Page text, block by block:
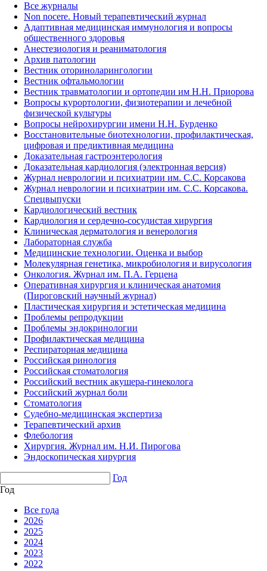
Все журналы
Non nocere. Новый терапевтический журнал
Адаптивная медицинская иммунология и вопросы
общественного здоровья
Анестезиология и реаниматология
Архив патологии
Вестник оториноларингологии
Вестник офтальмологии
Вестник травматологии и ортопедии им Н.Н. Приорова
Вопросы курортологии, физиотерапии и лечебной
физической культуры
Вопросы нейрохирургии имени Н.Н. Бурденко
Восстановительные биотехнологии, профилактическая,
цифровая и предиктивная медицина
Доказательная гастроэнтерология
Доказательная кардиология (электронная версия)
Журнал неврологии и психиатрии им. С.С. Корсакова
Журнал неврологии и психиатрии им. С.С. Корсакова.
Спецвыпуски
Кардиологический вестник
Кардиология и сердечно-сосудистая хирургия
Клиническая дерматология и венерология
Лабораторная служба
Медицинские технологии. Оценка и выбор
Молекулярная генетика, микробиология и вирусология
Онкология. Журнал им. П.А. Герцена
Оперативная хирургия и клиническая анатомия
(Пироговский научный журнал)
Пластическая хирургия и эстетическая медицина
Проблемы репродукции
Проблемы эндокринологии
Профилактическая медицина
Респираторная медицина
Российская ринология
Российская стоматология
Российский вестник акушера-гинеколога
Российский журнал боли
Стоматология
Судебно-медицинская экспертиза
Терапевтический архив
Флебология
Хирургия. Журнал им. Н.И. Пирогова
Эндоскопическая хирургия
Год
Год
Все года
2026
2025
2024
2023
2022